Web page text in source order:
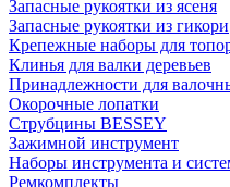
Запасные рукоятки из ясеня
Запасные рукоятки из гикори
Крепежные наборы для
Клинья для валки деревьев
Принадлежности для
Окорочные лопатки
Струбцины BESSEY
Зажимной инструмент
Наборы инструмента и
Ремкомплекты